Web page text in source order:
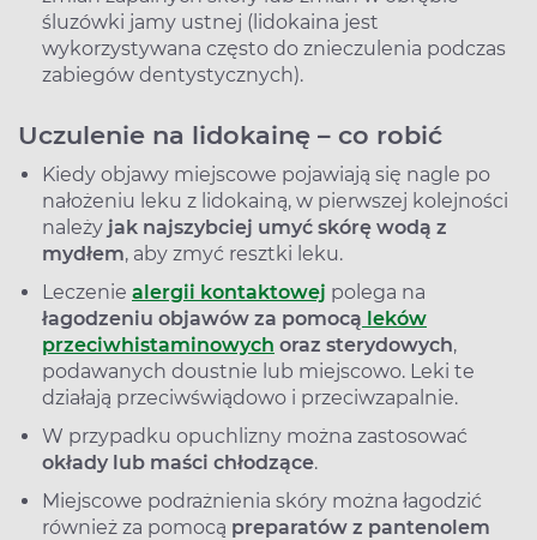
śluzówki jamy ustnej (lidokaina jest
wykorzystywana często do znieczulenia podczas
zabiegów dentystycznych).
Uczulenie na lidokainę – co robić
Kiedy objawy miejscowe pojawiają się nagle po
nałożeniu leku z lidokainą, w pierwszej kolejności
należy jak najszybciej umyć skórę wodą z
mydłem, aby zmyć resztki leku.
Leczenie alergii kontaktowej polega na
łagodzeniu objawów za pomocą leków
przeciwhistaminowych oraz sterydowych,
podawanych doustnie lub miejscowo. Leki te
działają przeciwświądowo i przeciwzapalnie.
W przypadku opuchlizny można zastosować
okłady lub maści chłodzące.
Miejscowe podrażnienia skóry można łagodzić
również za pomocą preparatów z pantenolem